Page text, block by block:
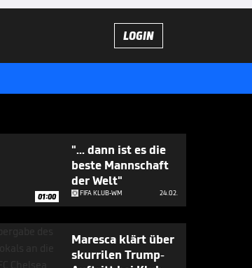
LOGIN
01:00
"... dann ist es die
beste Mannschaft
der Welt"
FIFA KLUB-WM 24.02.
Maresca klärt über
skurrilen Trump-